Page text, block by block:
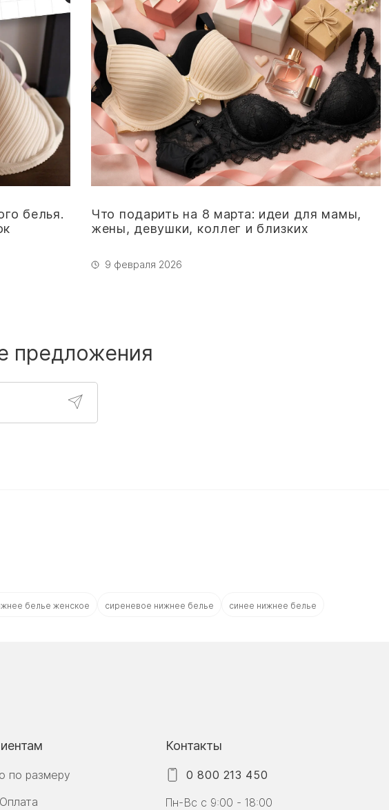
белье женское сиреневое нижнее белье синее нижнее белье
белья.
Что подарить на 8 марта: идеи для мамы,
жены, девушки, коллег и близких
9 февраля 2026
предложения
по размеру
Контакты
0 800 213 450
Пн-Вс с 9:00 - 18:00